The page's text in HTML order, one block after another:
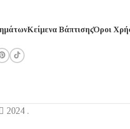
Κείμενα ΒάπτισηςΌροι
2024 .